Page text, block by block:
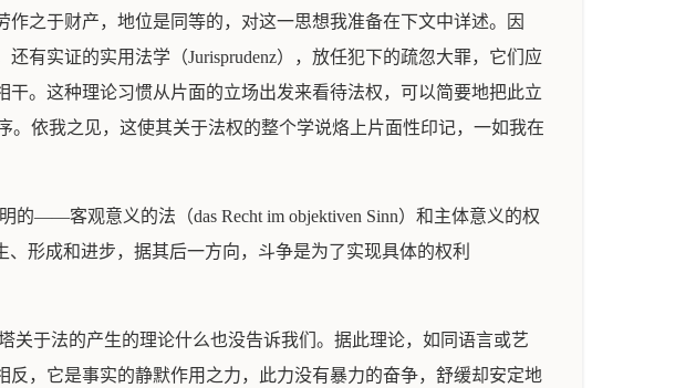
之于财产，地位是同等的，对这一思想我准备在下文中详述。因
实证的实用法学（Jurisprudenz），放任犯下的疏忽大罪，它们应
。这种理论习惯从片面的立场出发来看待法权，可以简要地把此立
依我之见，这使其关于法权的整个学说烙上片面性印记，一如我在
——客观意义的法（das Recht im objektiven Sinn）和主体意义的权
、形成和进步，据其后一方向，斗争是为了实现具体的权利
于法的产生的理论什么也没告诉我们。据此理论，如同语言或艺
，它是事实的静默作用之力，此力没有暴力的奋争，舒缓却安定地